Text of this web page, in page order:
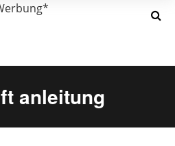
anleitung